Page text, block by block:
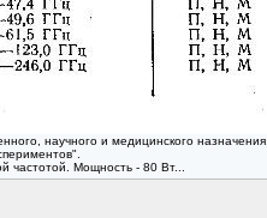
научного и медицинского назначения.
частотой. Мощность - 80 Вт...